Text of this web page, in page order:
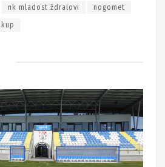
nk mladost ždralovi nogomet